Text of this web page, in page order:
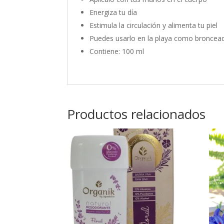
Energiza tu día
Estimula la circulación y alimenta tu piel
Puedes usarlo en la playa como
Contiene: 100 ml
Productos relacionados